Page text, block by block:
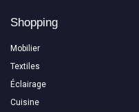
Shopping
Mobilier
Textiles
Éclairage
Cuisine